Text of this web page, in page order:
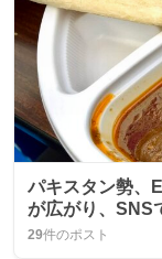
パキスタン勢、
が広がり、SNS
29件のポスト